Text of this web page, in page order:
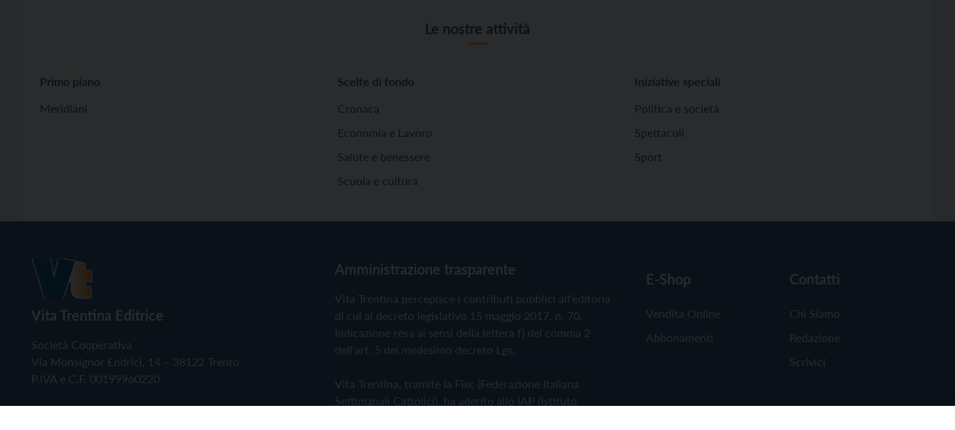
Le nostre attività
Primo piano
Meridiani
Scelte di fondo
Cronaca
Economia e Lavoro
Salute e benessere
Scuola e cultura
Iniziative speciali
Politica e società
Spettacoli
Sport
Vita Trentina Editrice
Società Cooperativa
Via Monsignor Endrici, 14 – 38122 Trento
P.IVA e C.F. 00199960220
Amministrazione trasparente
Vita Trentina percepisce i contributi pubblici all'editoria
di cui al decreto legislativo 15 maggio 2017, n. 70.
Indicazione resa ai sensi della lettera f) del comma 2
dell'art. 5 del medesimo decreto Lgs.
Vita Trentina, tramite la Fisc (Federazione Italiana
Settimanali Cattolici), ha aderito allo IAP (Istituto
E-Shop
Vendita Online
Abbonamenti
Contatti
Chi Siamo
Redazione
Scrivici